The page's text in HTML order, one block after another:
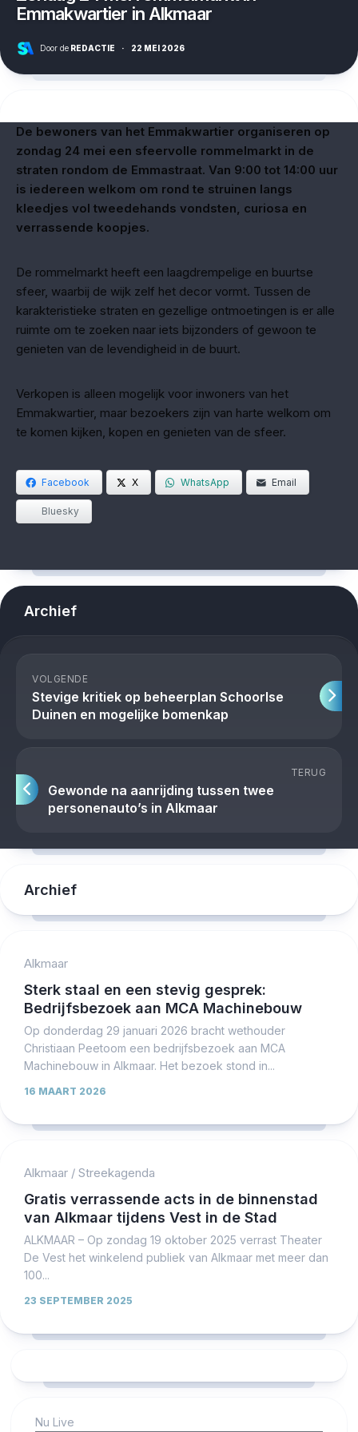
Emmakwartier in Alkmaar
Door de REDACTIE · 22 MEI 2026
De bewoners van het Emmakwartier organiseren op
zondag 24 mei een sfeervolle rommelmarkt in de
straten rondom de Emmastraat. Van 9:00 tot 14:00 uur
is iedereen welkom om rond te struinen langs
kleedjes vol tweedehands vondsten, curiosa en
verrassende koopjes.
De rommelmarkt heeft een laagdrempelige en buurtse
sfeer, waarbij de wijk zelf het decor vormt. Tussen de
karakteristieke straten en gezellige ontmoetingen is er alle
ruimte om te zoeken naar iets bijzonders of gewoon te
genieten van de levendigheid in de buurt.
Verkopen is alleen mogelijk voor inwoners van het
Emmakwartier, maar bezoekers zijn van harte welkom om
te komen kijken, kopen en genieten van de sfeer.
Facebook X WhatsApp Email
Bluesky
Archief
VOLGENDE
Stevige kritiek op beheerplan Schoorlse
Duinen en mogelijke bomenkap
TERUG
Gewonde na aanrijding tussen twee
personenauto’s in Alkmaar
Archief
Alkmaar
Sterk staal en een stevig gesprek:
Bedrijfsbezoek aan MCA Machinebouw
Op donderdag 29 januari 2026 bracht wethouder
Christiaan Peetoom een bedrijfsbezoek aan MCA
Machinebouw in Alkmaar. Het bezoek stond in...
16 MAART 2026
Alkmaar / Streekagenda
Gratis verrassende acts in de binnenstad
van Alkmaar tijdens Vest in de Stad
ALKMAAR – Op zondag 19 oktober 2025 verrast Theater
De Vest het winkelend publiek van Alkmaar met meer dan
100...
23 SEPTEMBER 2025
Nu Live